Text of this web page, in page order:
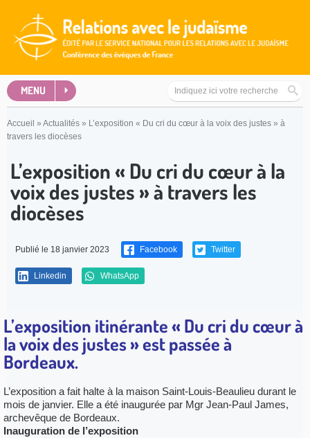
MENU
Accueil » Actualités » L’exposition « Du cri du cœur à la voix des justes » à
travers les diocèses
L’exposition « Du cri du cœur à la
voix des justes » à travers les
diocèses
Publié le 18 janvier 2023 Facebook Twitter
Linkedin WhatsApp
L’exposition itinérante« Du cri du cœur à
la voix des justes »est passée à
Bordeaux.
L’exposition a fait halte à la maison Saint-Louis-Beaulieu durant le
mois de janvier. Elle a été inaugurée par Mgr Jean-Paul James,
archevêque de Bordeaux.
Inauguration de l’exposition